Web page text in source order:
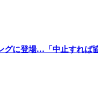
に登場…「中止すれば